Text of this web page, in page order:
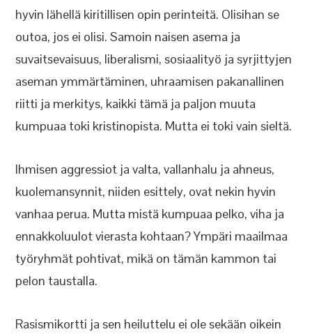
hyvin lähellä kiritillisen opin perinteitä. Olisihan se
outoa, jos ei olisi. Samoin naisen asema ja
suvaitsevaisuus, liberalismi, sosiaalityö ja syrjittyjen
aseman ymmärtäminen, uhraamisen pakanallinen
riitti ja merkitys, kaikki tämä ja paljon muuta
kumpuaa toki kristinopista. Mutta ei toki vain sieltä.
Ihmisen aggressiot ja valta, vallanhalu ja ahneus,
kuolemansynnit, niiden esittely, ovat nekin hyvin
vanhaa perua. Mutta mistä kumpuaa pelko, viha ja
ennakkoluulot vierasta kohtaan? Ympäri maailmaa
työryhmät pohtivat, mikä on tämän kammon tai
pelon taustalla.
Rasismikortti ja sen heiluttelu ei ole sekään oikein